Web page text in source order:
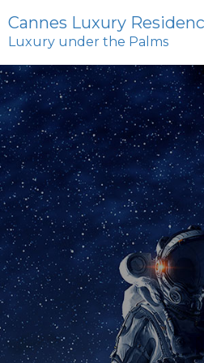
Cannes Luxury
Luxury under the Palms